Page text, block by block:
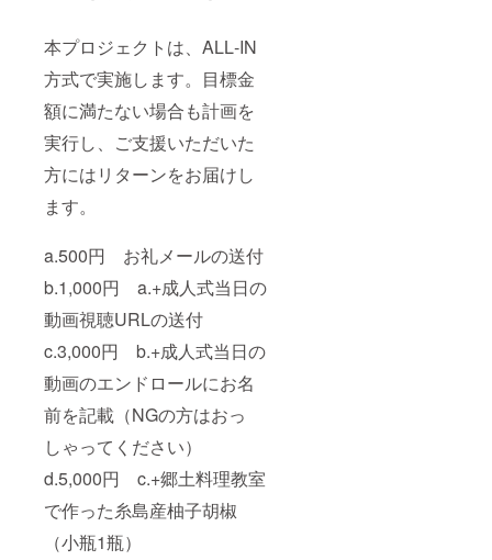
本プロジェクトは、ALL‐IN
方式で実施します。目標金
額に満たない場合も計画を
実行し、ご支援いただいた
方にはリターンをお届けし
ます。
a.500円 お礼メールの送付
b.1,000円 a.+成人式当日の
動画視聴URLの送付
c.3,000円 b.+成人式当日の
動画のエンドロールにお名
前を記載（NGの方はおっ
しゃってください）
d.5,000円 c.+郷土料理教室
で作った糸島産柚子胡椒
（小瓶1瓶）